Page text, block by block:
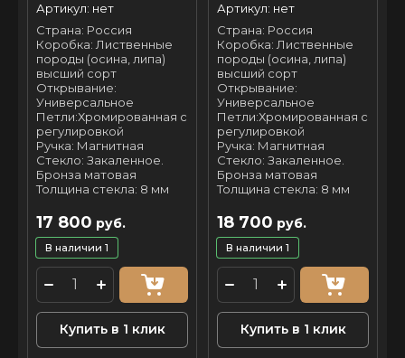
Артикул: нет
Страна: Россия
Коробка: Лиственные
породы (осина, липа)
высший сорт
Открывание:
Универсальное
Петли:Хромированная с
регулировкой
Ручка: Магнитная
Стекло: Закаленное.
Бронза матовая
Толщина стекла: 8 мм
В наличии 1
17 800 руб.
Купить в 1 клик
Артикул: нет
Страна: Россия
Коробка: Лиственные
породы (осина, липа)
высший сорт
Открывание:
Универсальное
Петли:Хромированная с
регулировкой
Ручка: Магнитная
Стекло: Закаленное.
Бронза матовая
Толщина стекла: 8 мм
В наличии 1
18 700 руб.
Купить в 1 клик